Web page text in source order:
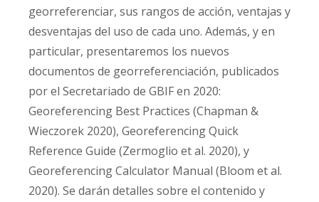
georreferenciar, sus rangos de acción, ventajas y
desventajas del uso de cada uno. Además, y en
particular, presentaremos los nuevos
documentos de georreferenciación, publicados
por el Secretariado de GBIF en 2020:
Georeferencing Best Practices (Chapman &
Wieczorek 2020), Georeferencing Quick
Reference Guide (Zermoglio et al. 2020), y
Georeferencing Calculator Manual (Bloom et al.
2020). Se darán detalles sobre el contenido y